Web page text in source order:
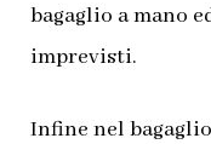
bagaglio a mano
imprevisti.
Infine nel